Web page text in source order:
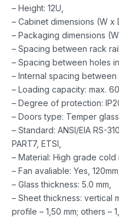
– Height: 12U,
– Cabinet dimensions (W x
– Packaging dimensions
– Spacing between rack
– Spacing between holes
– Internal spacing between
– Loading capacity: max. 60
– Degree of protection:
– Doors type: Temper glass,
– Standard: ANSI/EIA RS-
PART7, ETSI,
– Material: High grade
– Fan avaliable: Yes,
– Glass thickness: 5.0 mm,
– Sheet thickness: vertical
profile – 1,50 mm; others –